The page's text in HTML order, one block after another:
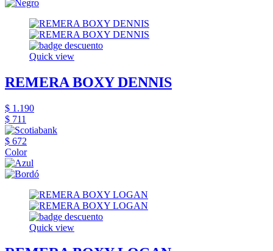
Quick view
REMERA BOXY DENNIS
$ 1.190
$ 711
$ 672
Color
Quick view